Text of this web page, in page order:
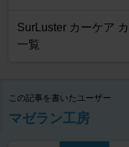
SurLuster カーケア
一覧
この記事を書いたユーザー
マゼラン工房